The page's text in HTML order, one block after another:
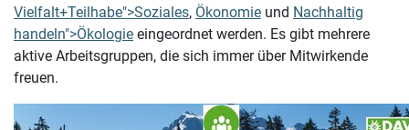
Vielfalt+Teilhabe">Soziales, Ökonomie und Nachhaltig
handeln">Ökologie eingeordnet werden. Es gibt mehrere
aktive Arbeitsgruppen, die sich immer über Mitwirkende
freuen.